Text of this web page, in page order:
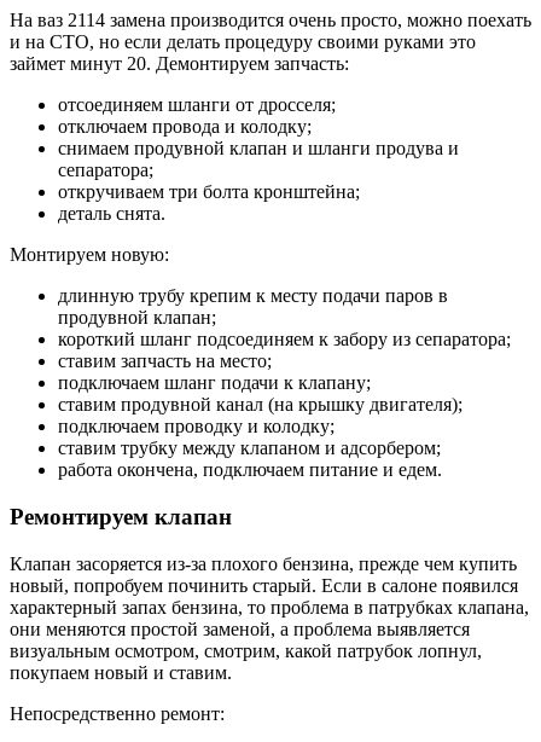
На ваз 2114 замена производится очень просто, можно поехать
и на СТО, но если делать процедуру своими руками это
займет минут 20. Демонтируем запчасть:
отсоединяем шланги от дросселя;
отключаем провода и колодку;
снимаем продувной клапан и шланги продува и
сепаратора;
откручиваем три болта кронштейна;
деталь снята.
Монтируем новую:
длинную трубу крепим к месту подачи паров в
продувной клапан;
короткий шланг подсоединяем к забору из сепаратора;
ставим запчасть на место;
подключаем шланг подачи к клапану;
ставим продувной канал (на крышку двигателя);
подключаем проводку и колодку;
ставим трубку между клапаном и адсорбером;
работа окончена, подключаем питание и едем.
Ремонтируем клапан
Клапан засоряется из-за плохого бензина, прежде чем купить
новый, попробуем починить старый. Если в салоне появился
характерный запах бензина, то проблема в патрубках клапана,
они меняются простой заменой, а проблема выявляется
визуальным осмотром, смотрим, какой патрубок лопнул,
покупаем новый и ставим.
Непосредственно ремонт: